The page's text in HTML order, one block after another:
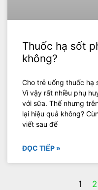
Thuốc hạ sốt
không?
Cho trẻ uống thuốc hạ
Vì vậy rất nhiều phụ
với sữa. Thế nhưng
lại hiệu quả không?
viết sau để
ĐỌC TIẾP »
1 2